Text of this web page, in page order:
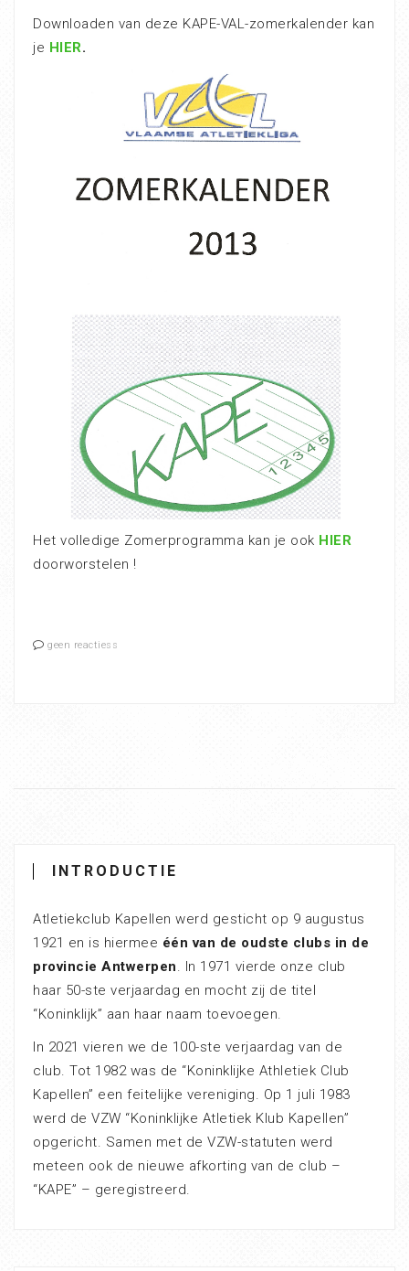
Downloaden van deze KAPE-VAL-zomerkalender kan
je HIER.
Het volledige Zomerprogramma kan je ook HIER
doorworstelen !
geen reactiess
INTRODUCTIE
Atletiekclub Kapellen werd gesticht op 9 augustus
1921 en is hiermee één van de oudste clubs in de
provincie Antwerpen. In 1971 vierde onze club
haar 50-ste verjaardag en mocht zij de titel
“Koninklijk” aan haar naam toevoegen.
In 2021 vieren we de 100-ste verjaardag van de
club. Tot 1982 was de “Koninklijke Athletiek Club
Kapellen” een feitelijke vereniging. Op 1 juli 1983
werd de VZW “Koninklijke Atletiek Klub Kapellen”
opgericht. Samen met de VZW-statuten werd
meteen ook de nieuwe afkorting van de club –
“KAPE” – geregistreerd.